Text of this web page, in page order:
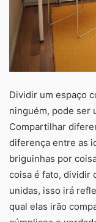
Dividir um espaço
ninguém, pode ser
Compartilhar
diferença entre as
briguinhas por
coisa é fato, dividir
unidas, isso irá
qual elas irão